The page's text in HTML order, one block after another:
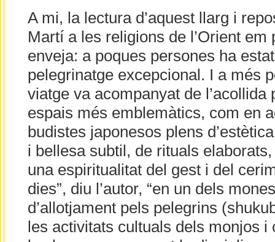
A mi, la lectura d’aquest llarg i
Martí a les religions de l’Orient em
enveja: a poques persones ha
pelegrinatge excepcional. I a més
viatge va acompanyat de
espais més emblemàtics, com en
budistes japonesos plens
i bellesa subtil, de rituals
una espiritualitat del gest i del
dies”, diu l’autor, “en un dels
d’allotjament pels pelegrins
les activitats cultuals dels monjos